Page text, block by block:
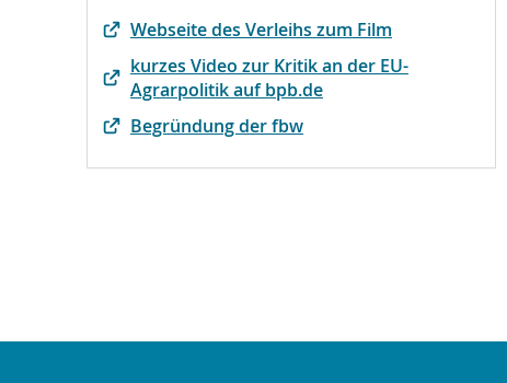
Webseite des Verleihs zum Film
kurzes Video zur Kritik an der EU-
Agrarpolitik auf bpb.de
Begründung der fbw